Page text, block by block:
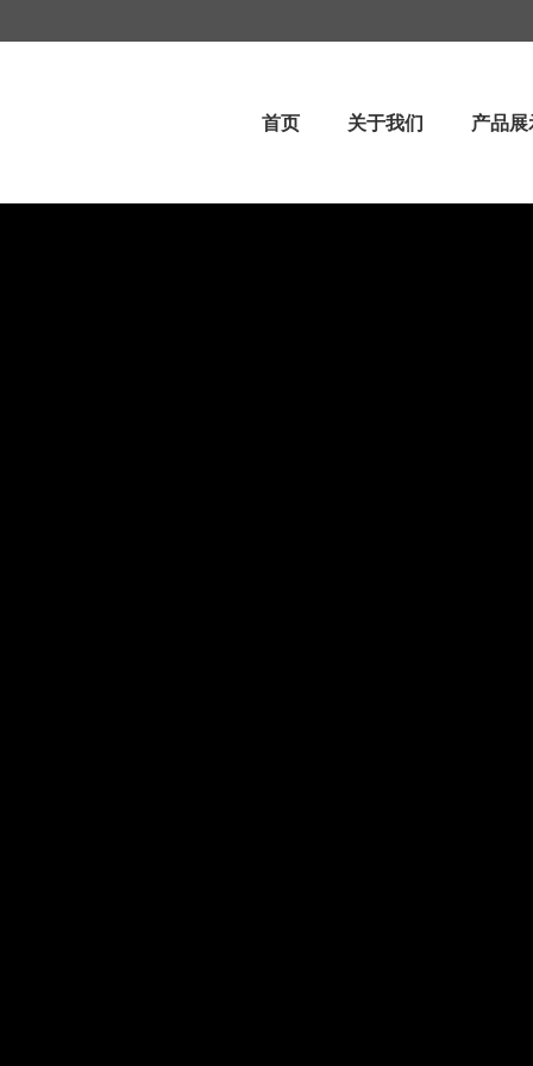
首页 关于我们 产品展